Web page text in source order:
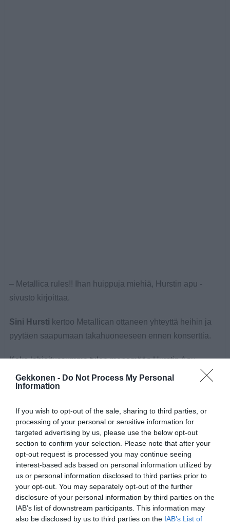
Gekkonen - Do Not Process My Personal
Information
If you wish to opt-out of the sale, sharing to third parties, or
processing of your personal or sensitive information for
targeted advertising by us, please use the below opt-out
section to confirm your selection. Please note that after your
opt-out request is processed you may continue seeing
interest-based ads based on personal information utilized by
us or personal information disclosed to third parties prior to
your opt-out. You may separately opt-out of the further
disclosure of your personal information by third parties on the
IAB’s list of downstream participants. This information may
also be disclosed by us to third parties on the IAB’s List of
– Metallica rules!! Ihan huippuja miehiä, Hurstin apu -
sivusto kirjoittaa.
Sini Hursti kertoo Metallican ottaneen yhteyttä heihin ja
pyytäen saapumaan takahuoneeseen ennen konserttia.
Koko lahjoitussumma tulee menemään Hurstin Apu -
järjestön toimintaan kokonaisvaltaisesti.
on perustettu jo vuonna 1981.
Lisätietoa Hurstin Avusta: hurstinapu.fi